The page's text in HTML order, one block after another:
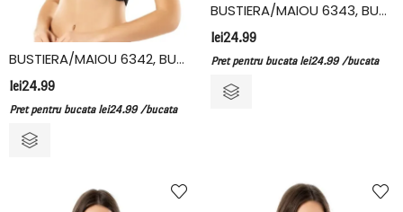
BUSTIERA/MAIOU 6342, BUMBAC/ELASTAN, KOTA
lei24.99
Pret pentru bucata lei24.99 /bucata
BUSTIERA/MAIOU 6343, BUMBAC/ELASTAN, KOTA
lei24.99
Pret pentru bucata lei24.99 /bucata